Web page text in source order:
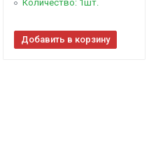
Количество: 1шт.
Добавить в корзину